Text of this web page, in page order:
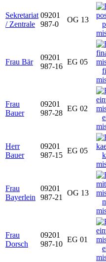
Sekretariat
/ Zentrale
09201
987-0
OG 13
Frau Bär
09201
987-16
EG 05
Frau
Bauer
09201
987-28
EG 02
Herr
Bauer
09201
987-15
EG 05
Frau
Bayerlein
09201
987-21
OG 13
Frau
Dorsch
09201
987-10
EG 01